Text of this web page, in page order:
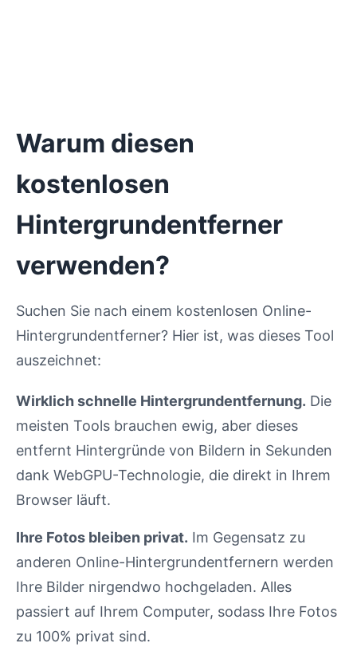
Warum diesen
kostenlosen
Hintergrundentferner
verwenden?
Suchen Sie nach einem kostenlosen Online-
Hintergrundentferner? Hier ist, was dieses Tool
auszeichnet:
Wirklich schnelle Hintergrundentfernung. Die
meisten Tools brauchen ewig, aber dieses
entfernt Hintergründe von Bildern in Sekunden
dank WebGPU-Technologie, die direkt in Ihrem
Browser läuft.
Ihre Fotos bleiben privat. Im Gegensatz zu
anderen Online-Hintergrundentfernern werden
Ihre Bilder nirgendwo hochgeladen. Alles
passiert auf Ihrem Computer, sodass Ihre Fotos
zu 100% privat sind.